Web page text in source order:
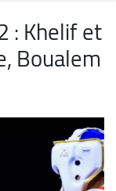
: Khelif et
Boualem